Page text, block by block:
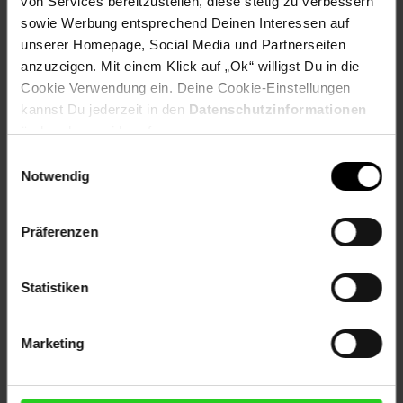
sowie Werbung entsprechend Deinen Interessen auf
unserer Homepage, Social Media und Partnerseiten
anzuzeigen. Mit einem Klick auf „Ok“ willigst Du in die
Cookie Verwendung ein. Deine Cookie-Einstellungen
kannst Du jederzeit in den Datenschutzinformationen
ändern bzw. widerrufen.
Notwendig
Präferenzen
Statistiken
Marketing
Farbe:
weiß
Artikelnummer: 2679296000
EAN: 4260620358356